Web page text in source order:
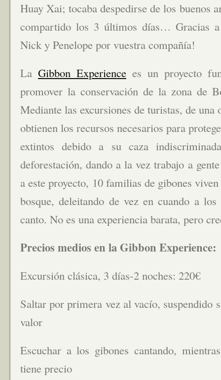
Huay Xai; tocaba despedirse de los buenos
compartido los 3 últimos días… Gracias
Nick y Penelope por vuestra compañía!
La Gibbon Experience es un proyecto
promover la conservación de la zona de
Mediante las excursiones de turistas, de una
obtienen los recursos necesarios para
extintos debido a su caza
deforestación, dando a la vez trabajo a
a este proyecto, 10 familias de gibones
bosque, deleitando de vez en cuando a
canto. No es una experiencia barata, pero
Precios medios en la Gibbon Experience:
Excursión clásica, 3 días-2 noches: 220€
Saltar por primera vez al vacío, suspendido
valor
Escuchar a los gibones cantando,
tiene precio